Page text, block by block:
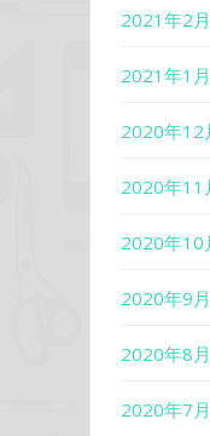
2021年2月
2021年1月
2020年12
2020年11
2020年10
2020年9月
2020年8月
2020年7月